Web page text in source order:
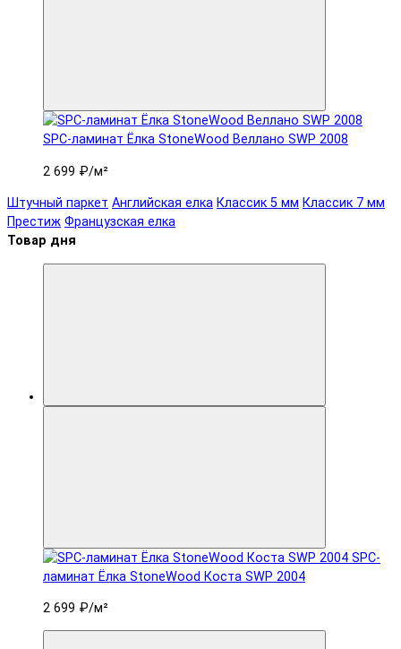
SPC-ламинат Ëлка StoneWood Веллано SWP 2008
2 699 ₽/м²
Штучный паркет Английская елка Классик 5 мм Классик 7 мм
Престиж Французская елка
Товар дня
SPC-
ламинат Ëлка StoneWood Коста SWP 2004
2 699 ₽/м²